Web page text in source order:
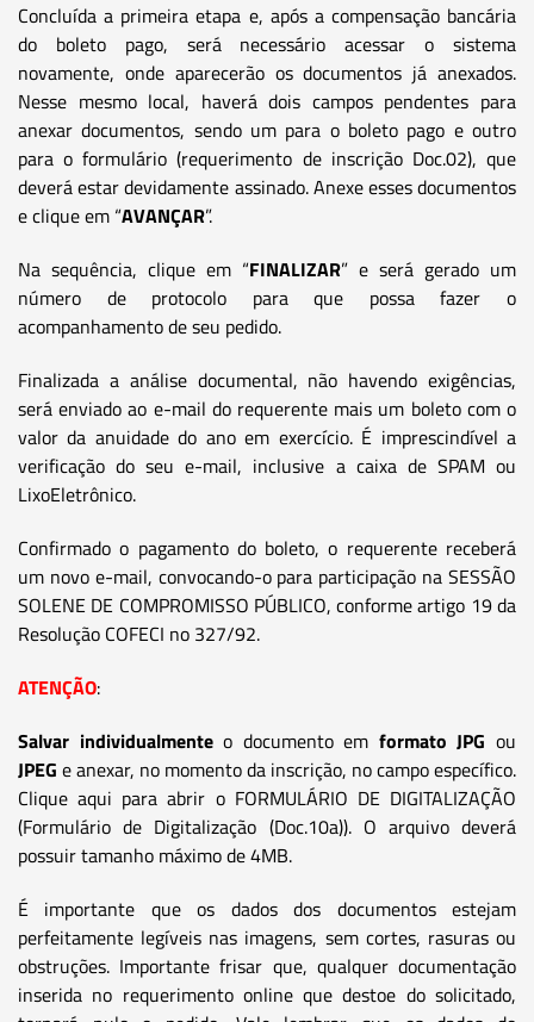
Concluída a primeira etapa e, após a compensação bancária
do boleto pago, será necessário acessar o sistema
novamente, onde aparecerão os documentos já anexados.
Nesse mesmo local, haverá dois campos pendentes para
anexar documentos, sendo um para o boleto pago e outro
para o formulário (requerimento de inscrição Doc.02), que
deverá estar devidamente assinado. Anexe esses documentos
e clique em “AVANÇAR”.
Na sequência, clique em “FINALIZAR” e será gerado um
número de protocolo para que possa fazer o
acompanhamento de seu pedido.
Finalizada a análise documental, não havendo exigências,
será enviado ao e-mail do requerente mais um boleto com o
valor da anuidade do ano em exercício. É imprescindível a
verificação do seu e-mail, inclusive a caixa de SPAM ou
LixoEletrônico.
Confirmado o pagamento do boleto, o requerente receberá
um novo e-mail, convocando-o para participação na SESSÃO
SOLENE DE COMPROMISSO PÚBLICO, conforme artigo 19 da
Resolução COFECI no 327/92.
ATENÇÃO:
Salvar individualmenteo documento em formato JPG ou
JPEG e anexar, no momento da inscrição, no campo específico.
Clique aqui para abrir o FORMULÁRIO DE DIGITALIZAÇÃO
(Formulário de Digitalização (Doc.10a)). O arquivo deverá
possuir tamanho máximo de 4MB.
É importante que os dados dos documentos estejam
perfeitamente legíveis nas imagens, sem cortes, rasuras ou
obstruções. Importante frisar que, qualquer documentação
inserida no requerimento online que destoe do solicitado,